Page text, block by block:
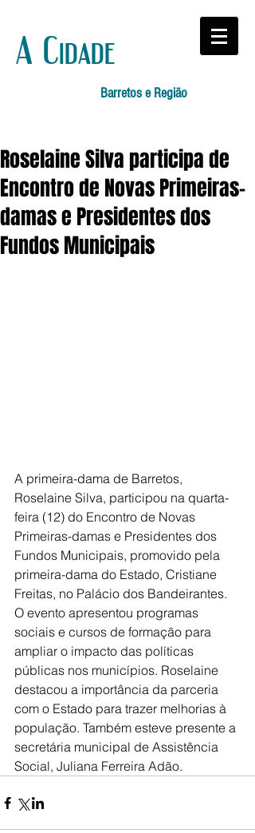
A Cidade
Barretos e Região
Roselaine Silva participa de
Encontro de Novas Primeiras-
damas e Presidentes dos
Fundos Municipais
A primeira-dama de Barretos,
Roselaine Silva, participou na quarta-
feira (12) do Encontro de Novas
Primeiras-damas e Presidentes dos
Fundos Municipais, promovido pela
primeira-dama do Estado, Cristiane
Freitas, no Palácio dos Bandeirantes.
O evento apresentou programas
sociais e cursos de formação para
ampliar o impacto das políticas
públicas nos municípios. Roselaine
destacou a importância da parceria
com o Estado para trazer melhorias à
população. Também esteve presente a
secretária municipal de Assistência
Social, Juliana Ferreira Adão.